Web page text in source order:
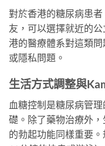
對於香港的糖尿病患
友，可以選擇就近的
港的醫療體系對這類
或隱私問題。
生活方式調整與
血糖控制是糖尿病管
礎。除了藥物治療外
的勃起功能同樣重要